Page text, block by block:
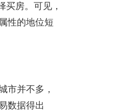
买房。可见，
性的地位短
市并不多，
数据得出